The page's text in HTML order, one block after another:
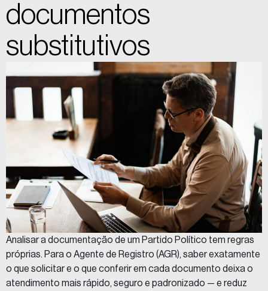
documentos
substitutivos
Analisar a documentação de um Partido Político tem regras
próprias. Para o Agente de Registro (AGR), saber exatamente
o que solicitar e o que conferir em cada documento deixa o
atendimento mais rápido, seguro e padronizado — e reduz